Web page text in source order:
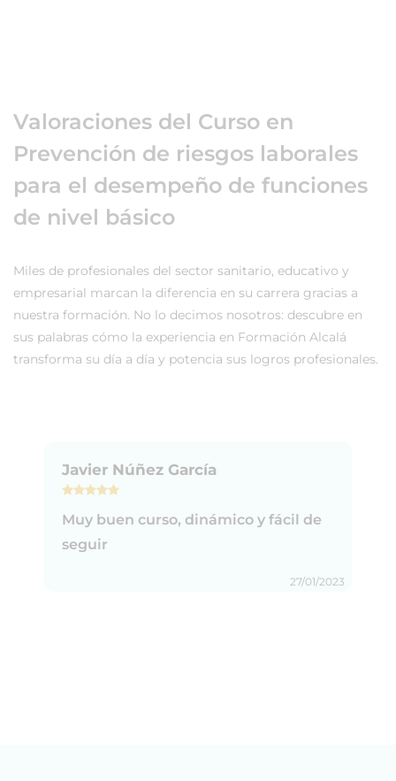
Valoraciones del Curso en
Prevención de riesgos laborales
para el desempeño de funciones
de nivel básico
Miles de profesionales del sector sanitario, educativo y
empresarial marcan la diferencia en su carrera gracias a
nuestra formación. No lo decimos nosotros: descubre en
sus palabras cómo la experiencia en Formación Alcalá
transforma su día a día y potencia sus logros profesionales.
Javier Núñez García
Muy buen curso, dinámico y fácil de
seguir
27/01/2023